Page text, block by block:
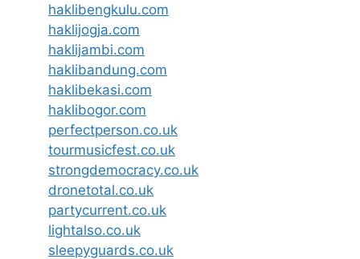
haklibengkulu.com
haklijogja.com
haklijambi.com
haklibandung.com
haklibekasi.com
haklibogor.com
perfectperson.co.uk
tourmusicfest.co.uk
strongdemocracy.co.uk
dronetotal.co.uk
partycurrent.co.uk
lightalso.co.uk
sleepyguards.co.uk